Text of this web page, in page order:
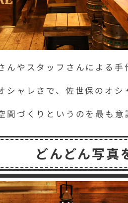
んやスタッフさんによる手
シャレさで、佐世保のオシ
間づくりというのを最も意
どんどん写真